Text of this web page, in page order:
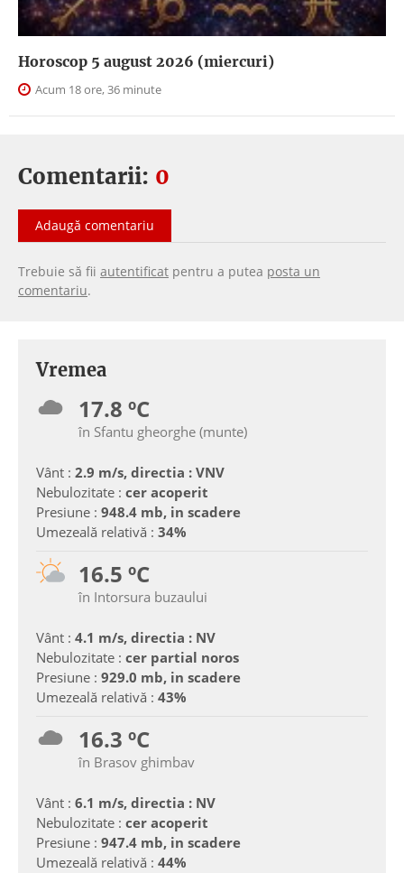
Horoscop 5 august 2026 (miercuri)
Acum 18 ore, 36 minute
Comentarii: 0
Adaugă comentariu
Trebuie să fii autentificat pentru a putea posta un
comentariu.
Vremea
17.8 ºC
în Sfantu gheorghe (munte)
Vânt : 2.9 m/s, directia : VNV
Nebulozitate : cer acoperit
Presiune : 948.4 mb, in scadere
Umezeală relativă : 34%
16.5 ºC
în Intorsura buzaului
Vânt : 4.1 m/s, directia : NV
Nebulozitate : cer partial noros
Presiune : 929.0 mb, in scadere
Umezeală relativă : 43%
16.3 ºC
în Brasov ghimbav
Vânt : 6.1 m/s, directia : NV
Nebulozitate : cer acoperit
Presiune : 947.4 mb, in scadere
Umezeală relativă : 44%